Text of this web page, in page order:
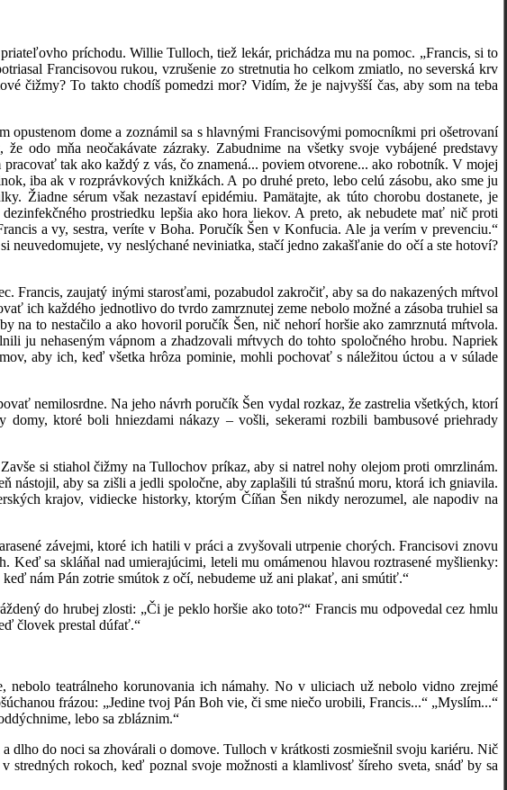
príchodu. Willie Tulloch, tiež lekár, prichádza mu na pomoc. „Francis, si to
Francisovou rukou, vzrušenie zo stretnutia ho celkom zmiatlo, no severská krv
čižmy? To takto chodíš pomedzi mor? Vidím, že je najvyšší čas, aby som na teba
dome a zoznámil sa s hlavnými Francisovými pomocníkmi pri ošetrovaní
odo mňa neočakávate zázraky. Zabudnime na všetky svoje vybájené predstavy
tak ako každý z vás, čo znamená... poviem otvorene... ako robotník. V mojej
iba ak v rozprávkových knižkách. A po druhé preto, lebo celú zásobu, ako sme ju
Žiadne sérum však nezastaví epidémiu. Pamätajte, ak túto chorobu dostanete, je
prostriedku lepšia ako hora liekov. A preto, ak nebudete mať nič proti
a vy, sestra, veríte v Boha. Poručík Šen v Konfucia. Ale ja verím v prevenciu.“
vy neslýchané neviniatka, stačí jedno zakašľanie do očí a ste hotoví?
zaujatý inými starosťami, pozabudol zakročiť, aby sa do nakazených mŕtvol
ich každého jednotlivo do tvrdo zamrznutej zeme nebolo možné a zásoba truhiel sa
to nestačilo a ako hovoril poručík Šen, nič nehorí horšie ako zamrznutá mŕtvola.
ju nehaseným vápnom a zhadzovali mŕtvych do tohto spoločného hrobu. Napriek
aby ich, keď všetka hrôza pominie, mohli pochovať s náležitou úctou a v súlade
Na jeho návrh poručík Šen vydal rozkaz, že zastrelia všetkých, ktorí
ktoré boli hniezdami nákazy – vošli, sekerami rozbili bambusové priehrady
si stiahol čižmy na Tullochov príkaz, aby si natrel nohy olejom proti omrzlinám.
aby sa zišli a jedli spoločne, aby zaplašili tú strašnú moru, ktorá ich gniavila.
krajov, vidiecke historky, ktorým Číňan Šen nikdy nerozumel, ale napodiv na
závejmi, ktoré ich hatili v práci a zvyšovali utrpenie chorých. Francisovi znovu
Keď sa skláňal nad umierajúcimi, leteli mu omámenou hlavou roztrasené myšlienky:
nám Pán zotrie smútok z očí, nebudeme už ani plakať, ani smútiť.“
do hrubej zlosti: „Či je peklo horšie ako toto?“ Francis mu odpovedal cez hmlu
človek prestal dúfať.“
teatrálneho korunovania ich námahy. No v uliciach už nebolo vidno zrejmé
frázou: „Jedine tvoj Pán Boh vie, či sme niečo urobili, Francis...“ „Myslím...“
lebo sa zbláznim.“
do noci sa zhovárali o domove. Tulloch v krátkosti zosmiešnil svoju kariéru. Nič
rokoch, keď poznal svoje možnosti a klamlivosť šíreho sveta, snáď by sa